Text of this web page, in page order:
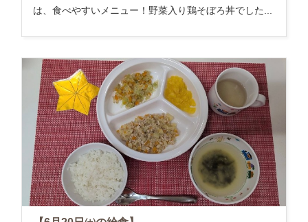
は、食べやすいメニュー！野菜入り鶏そぼろ丼でした...